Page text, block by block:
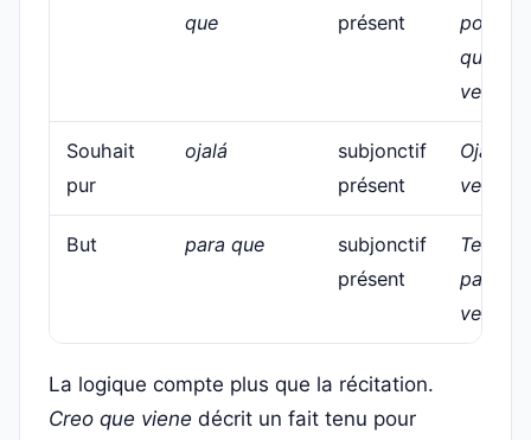
que
présent
posible
que
venga.
Souhait
pur
ojalá
subjonctif
présent
Ojalá
venga.
But para que
subjonctif
présent
Te
para
vengas.
La logique compte plus que la récitation.
Creo que viene décrit un fait tenu pour